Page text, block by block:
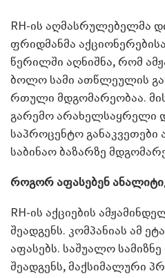
RH-ის აღმასრულებელმა
ფრიდმანმა
წერილში აღნიშნა, რომ
ბოლო სამი ათწლეულის
რთული მდგომარეობაა.
გარემო არახელსაყრელი
საპროცენტო განაკვეთები
საბინაო ბაზარზე
როგორ აფასებენ
RH-ის აქციების
შეადგენს. კომპანიას ამ
აფასებს. საშუალო სამიზნე
შეადგენს, მაქსიმალური